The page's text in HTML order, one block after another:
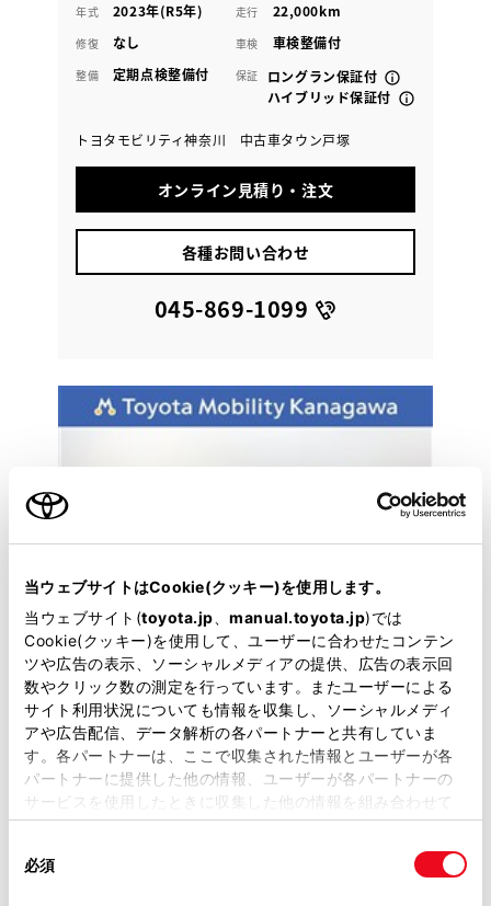
当ウェブサイトはCookie(クッキー)を使用します。
当ウェブサイト(toyota.jp manual.toyota.jp)では
Cookie(クッキー)を使用して、ユーザーに合わせたコンテン
ツや広告の表示、ソーシャルメディアの提供、広告の表示回
数やクリック数の測定を行っています。またユーザーによる
サイト利用状況についても情報を収集し、ソーシャルメディ
アや広告配信、データ解析の各パートナーと共有していま
す。各パートナーは、ここで収集された情報とユーザーが各
パートナーに提供した他の情報、ユーザーが各パートナーの
サービスを使用したときに収集した他の情報を組み合わせて
使用することがあります。当ウェブサイトの使用を続行する
必須
年式 2023年(R5年) 走行 22,000km
修復 なし 車検 車検整備付
整備 定期点検整備付 保証
ロングラン保証付
ハイブリッド保証付
トヨタモビリティ神奈川 中古車タウン戸塚
オンライン見積り・注文
各種お問い合わせ
045-869-1099
トヨタ
シエンタ 1.5G 7ニンノリ
近隣都県にお住まいの方への販売に限らせていただき